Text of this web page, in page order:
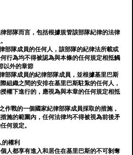
部隊而言，包括根據規管該部隊紀律的法律
部隊成員的任何人，該部隊的紀律法所載或
行為均不得被認為與本條的任何規定相抵觸
以外的章節
部隊成員的紀律部隊成員，並根據基里巴斯
組織之間的安排在基里巴斯駐紮的任何人，
權下進行的，應視為與本章的任何規定相抵
作戰的一個國家紀律部隊成員採取的措施，
施的範圍內，任何法律均不得被視為前後矛
何規定。
的權利
人都享有進入和居住在基里巴斯的不可剝奪